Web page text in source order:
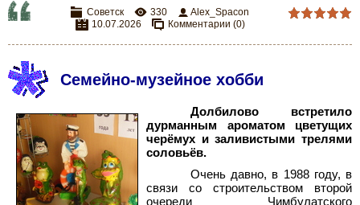
Советск 330
Alex_Spacon
10.07.2026
Комментарии (0)
Семейно-музейное хобби
Долбилово встретило
дурманным ароматом цветущих
черёмух и заливистыми трелями
соловьёв.
Очень давно, в 1988 году, в
связи со строительством второй
очереди Чимбулатского